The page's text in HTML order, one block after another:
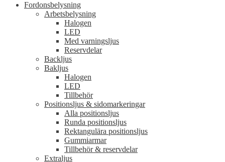
Fordonsbelysning
Arbetsbelysning
Halogen
LED
Med varningsljus
Reservdelar
Backljus
Bakljus
Halogen
LED
Tillbehör
Positionsljus & sidomarkeringar
Alla positionsljus
Runda positionsljus
Rektangulära positionsljus
Gummiarmar
Tillbehör & reservdelar
Extraljus